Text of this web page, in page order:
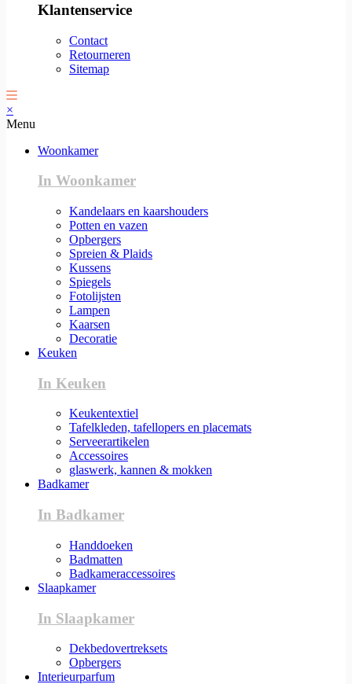
Klantenservice
Contact
Retourneren
Sitemap
×
Menu
Woonkamer
In Woonkamer
Kandelaars en kaarshouders
Potten en vazen
Opbergers
Spreien & Plaids
Kussens
Spiegels
Fotolijsten
Lampen
Kaarsen
Decoratie
Keuken
In Keuken
Keukentextiel
Tafelkleden, tafellopers en placemats
Serveerartikelen
Accessoires
glaswerk, kannen & mokken
Badkamer
In Badkamer
Handdoeken
Badmatten
Badkameraccessoires
Slaapkamer
In Slaapkamer
Dekbedovertreksets
Opbergers
Interieurparfum